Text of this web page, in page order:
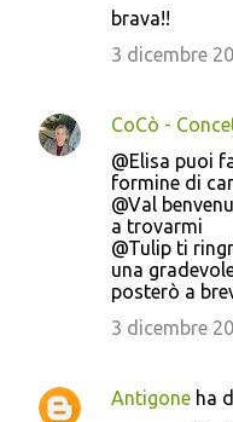
brava!!
3 dicembre
CoCò -
@Elisa puoi
formine di
@Val
a trovarmi
@Tulip ti
una
posterò a
3 dicembre
Antigone ha